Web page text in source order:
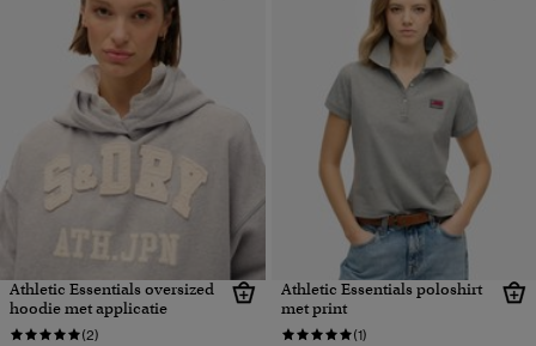
Athletic Essentials oversized
hoodie met applicatie
(2)
Athletic Essentials poloshirt
met print
(1)